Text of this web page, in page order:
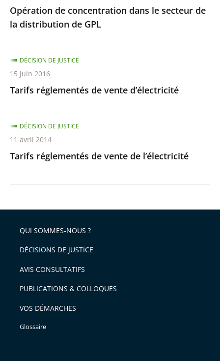
Opération de concentration dans le secteur de
la distribution de GPL
Tarifs réglementés de vente d’électricité
DÉCISION DE JUSTICE
15 juin 2016
Tarifs réglementés de vente de l’électricité
DÉCISION DE JUSTICE
11 avril 2014
QUI SOMMES-NOUS ?
DÉCISIONS DE JUSTICE
AVIS CONSULTATIFS
PUBLICATIONS & COLLOQUES
VOS DÉMARCHES
Glossaire